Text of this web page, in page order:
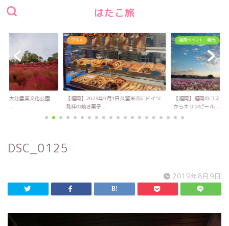
はたこ旅
！大分農業文化公園
キ...
グルメ
【福岡】2023年9月1日久留米市にドイツ
発祥の焼き菓子...
福岡イベント・観光
【福岡】福岡のコスモ
からキリンビール...
DSC_0125
2019年8月9日